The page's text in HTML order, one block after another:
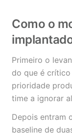
Como o
Primeiro o
do que é
prioridade
time a ignorar
Depois entram
baseline de